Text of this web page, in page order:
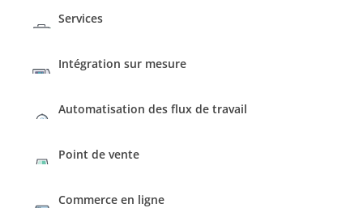
Services
Intégration sur mesure
Automatisation des flux de travail
Commerce en ligne